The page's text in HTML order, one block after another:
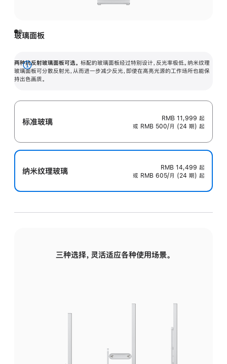
玻璃面板
两种抗反射玻璃面板可选。 标配的玻璃面板经过特别设计，反光率极低。纳米纹理
玻璃面板可分散反射光，从而进一步减少反光，即使在高亮光源的工作场所也能保
持出色画质。
展
开
标准玻璃 RMB 11,999 起
或 RMB 500/月 (24 期) 起
纳米纹理玻璃 RMB 14,499 起
或 RMB 605/月 (24 期) 起
三种选择，灵活适应各种使用场景。